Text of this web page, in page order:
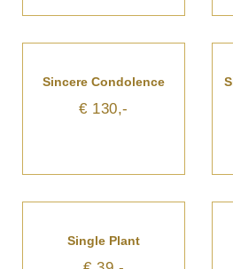
Sincere Condolence
€ 130,-
Single Plant